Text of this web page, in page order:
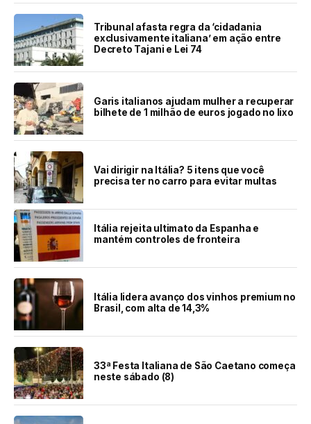
Tribunal afasta regra da ‘cidadania
exclusivamente italiana’ em ação entre
Decreto Tajani e Lei 74
Garis italianos ajudam mulher a recuperar
bilhete de 1 milhão de euros jogado no lixo
Vai dirigir na Itália? 5 itens que você
precisa ter no carro para evitar multas
Itália rejeita ultimato da Espanha e
mantém controles de fronteira
Itália lidera avanço dos vinhos premium no
Brasil, com alta de 14,3%
33ª Festa Italiana de São Caetano começa
neste sábado (8)